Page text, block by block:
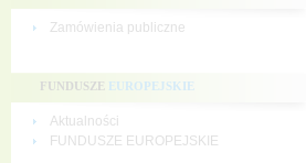
Zamówienia publiczne
FUNDUSZE EUROPEJSKIE
Aktualności
FUNDUSZE EUROPEJSKIE